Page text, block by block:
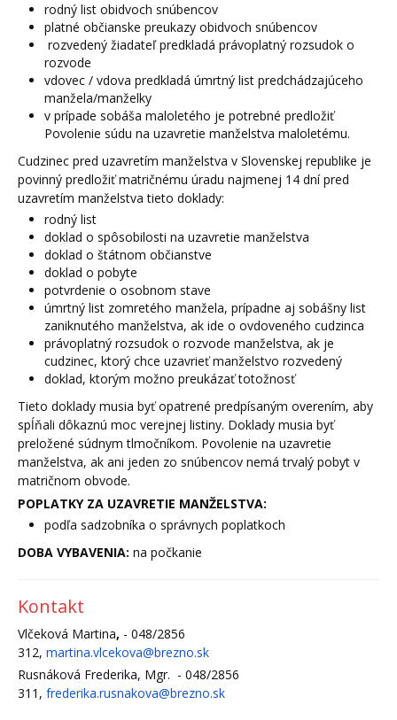
rodný list obidvoch snúbencov
platné občianske preukazy obidvoch snúbencov
rozvedený žiadateľ predkladá právoplatný rozsudok o
rozvode
vdovec / vdova predkladá úmrtný list predchádzajúceho
manžela/manželky
v prípade sobáša maloletého je potrebné predložiť
Povolenie súdu na uzavretie manželstva maloletému.
Cudzinec pred uzavretím manželstva v Slovenskej republike je
povinný predložiť matričnému úradu najmenej 14 dní pred
uzavretím manželstva tieto doklady:
rodný list
doklad o spôsobilosti na uzavretie manželstva
doklad o štátnom občianstve
doklad o pobyte
potvrdenie o osobnom stave
úmrtný list zomretého manžela, prípadne aj sobášny list
zaniknutého manželstva, ak ide o ovdoveného cudzinca
právoplatný rozsudok o rozvode manželstva, ak je
cudzinec, ktorý chce uzavrieť manželstvo rozvedený
doklad, ktorým možno preukázať totožnosť
Tieto doklady musia byť opatrené predpísaným overením, aby
spĺňali dôkaznú moc verejnej listiny. Doklady musia byť
preložené súdnym tlmočníkom. Povolenie na uzavretie
manželstva, ak ani jeden zo snúbencov nemá trvalý pobyt v
matričnom obvode.
POPLATKY ZA UZAVRETIE MANŽELSTVA:
podľa sadzobníka o správnych poplatkoch
DOBA VYBAVENIA: na počkanie
Kontakt
Vlčeková Martina, - 048/2856
312, martina.vlcekova@brezno.sk
Rusnáková Frederika, Mgr. - 048/2856
311, frederika.rusnakova@brezno.sk